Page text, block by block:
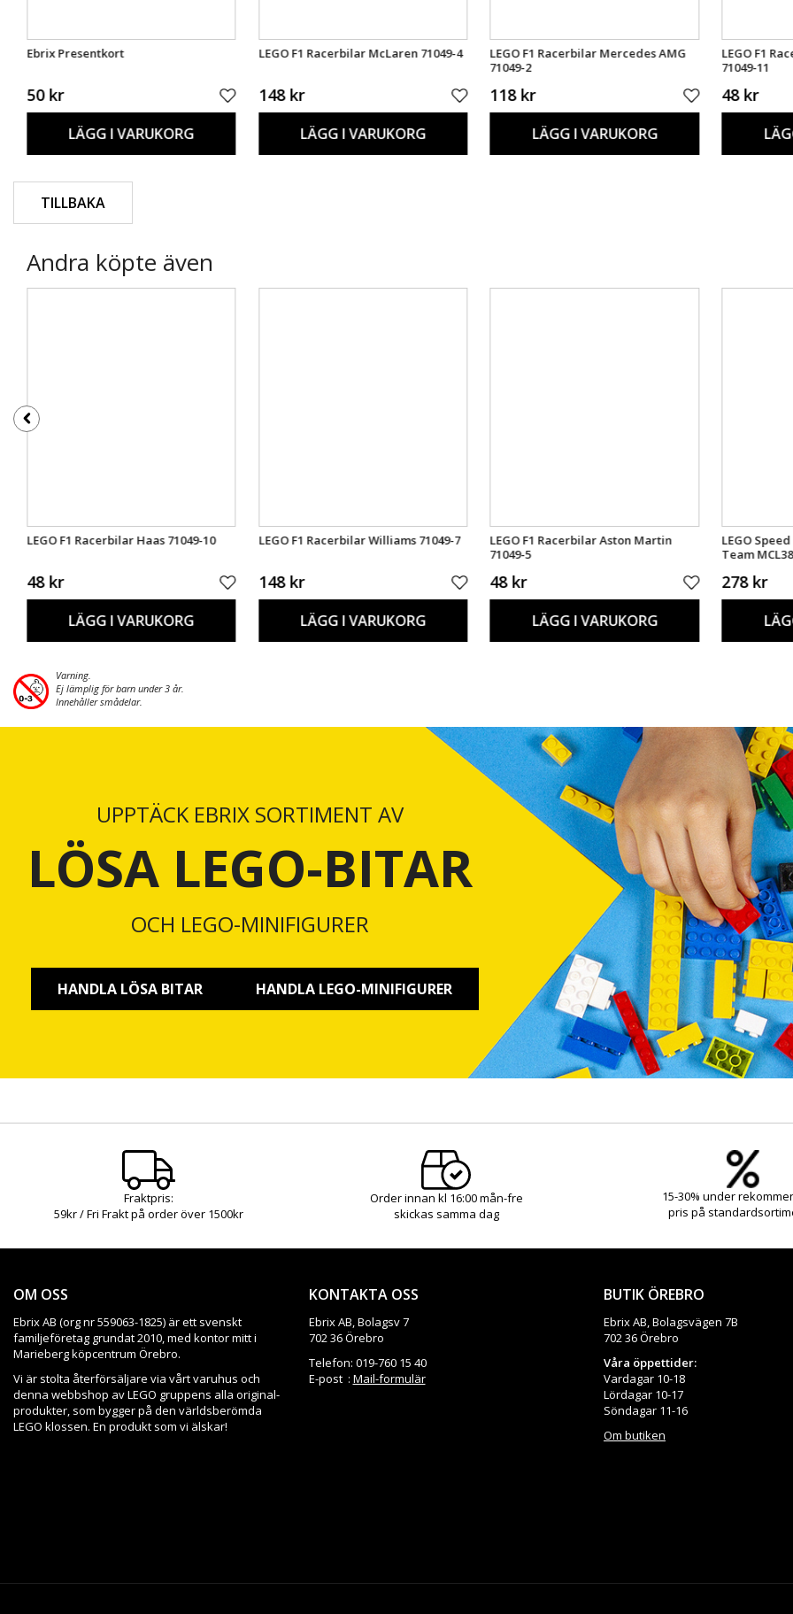
Ebrix Presentkort
50 kr
LÄGG I VARUKORG
LEGO F1 Racerbilar McLaren 71049-4
148 kr
LÄGG I VARUKORG
LEGO F1 Racerbilar Mercedes AMG
71049-2
118 kr
LÄGG I VARUKORG
LEGO F1
71049-11
48 kr
TILLBAKA
Andra köpte även
LEGO F1 Racerbilar Haas 71049-10
48 kr
LÄGG I VARUKORG
LEGO F1 Racerbilar Williams 71049-7
148 kr
LÄGG I VARUKORG
LEGO F1 Racerbilar Aston Martin
71049-5
48 kr
LÄGG I VARUKORG
LEGO
Team
278 kr
Varning.
Ej lämplig för barn under 3 år.
Innehåller smådelar.
UPPTÄCK EBRIX SORTIMENT AV
LÖSA LEGO-BITAR
OCH LEGO-MINIFIGURER
HANDLA LÖSA BITAR HANDLA LEGO-MINIFIGURER
Fraktpris:
59kr / Fri Frakt på order över 1500kr
Order innan kl 16:00 mån-fre
skickas samma dag
15-30% under
pris på
OM OSS
Ebrix AB (org nr 559063-1825) är ett svenskt
familjeföretag grundat 2010, med kontor mitt i
Marieberg köpcentrum Örebro.
Vi är stolta återförsäljare via vårt varuhus och
denna webbshop av LEGO gruppens alla original-
produkter, som bygger på den världsberömda
LEGO klossen. En produkt som vi älskar!
KONTAKTA OSS
Ebrix AB, Bolagsv 7
702 36 Örebro
Telefon: 019-760 15 40
E-post : Mail-formulär
BUTIK ÖREBRO
Ebrix AB, Bolagsvägen 7B
702 36 Örebro
Våra öppettider:
Vardagar 10-18
Lördagar 10-17
Söndagar 11-16
Om butiken